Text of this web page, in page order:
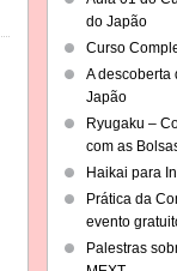
do Japão
Curso
A descoberta
Japão
Ryugaku –
com as
Haikai para
Prática da
evento
Palestras